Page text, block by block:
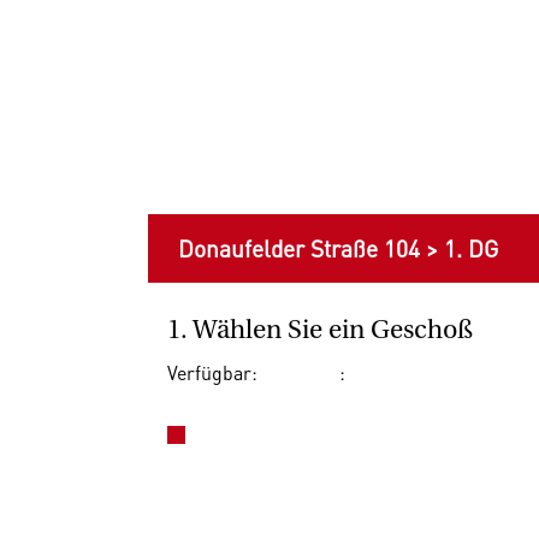
Donaufelder Straße 104 > 1. DG
1. Wählen Sie ein Geschoß
Verfügbar